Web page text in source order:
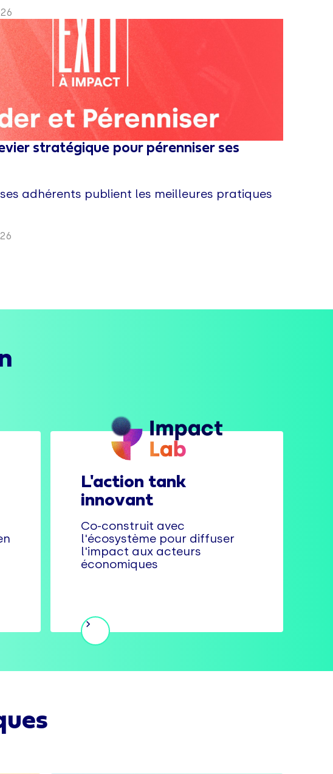
stratégique pour pérenniser ses
adhérents publient les meilleures pratiques
L'action tank
innovant
Co-construit avec
l'écosystème pour diffuser
l'impact aux acteurs
économiques